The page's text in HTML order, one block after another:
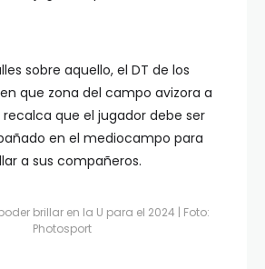
sobre aquello, el DT de los
en que zona del campo avizora a
recalca que el jugador debe ser
en el mediocampo para
a sus compañeros.
brillar en la U para el 2024 | Foto:
Photosport